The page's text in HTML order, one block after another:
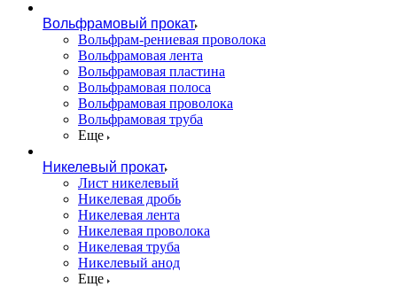
Вольфрамовый прокат
Вольфрам-рениевая проволока
Вольфрамовая лента
Вольфрамовая пластина
Вольфрамовая полоса
Вольфрамовая проволока
Вольфрамовая труба
Еще
Никелевый прокат
Лист никелевый
Никелевая дробь
Никелевая лента
Никелевая проволока
Никелевая труба
Никелевый анод
Еще